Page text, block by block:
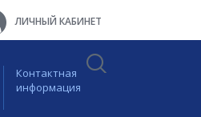
ЛИЧНЫЙ КАБИНЕТ
Контактная
информация